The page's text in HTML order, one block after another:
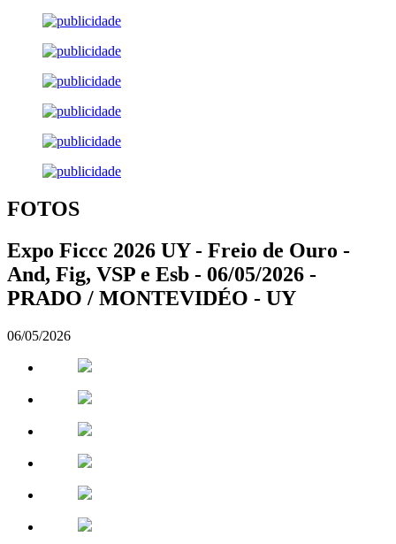
FOTOS
Expo Ficcc 2026 UY - Freio de Ouro -
And, Fig, VSP e Esb - 06/05/2026 -
PRADO / MONTEVIDÉO - UY
06/05/2026